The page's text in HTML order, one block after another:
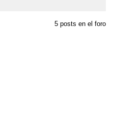
5 posts en el foro